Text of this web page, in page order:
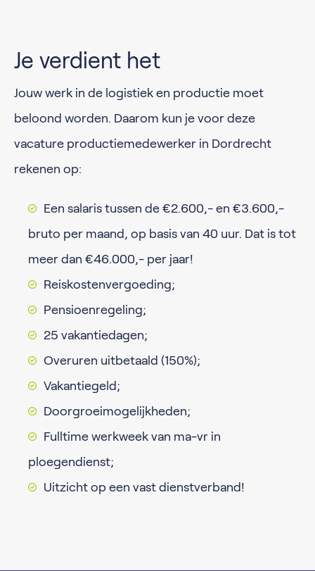
Je verdient het
Jouw werk in de logistiek en productie moet
beloond worden. Daarom kun je voor deze
vacature productiemedewerker in Dordrecht
rekenen op:
Een salaris tussen de €2.600,- en €3.600,-
bruto per maand, op basis van 40 uur. Dat is tot
meer dan €46.000,- per jaar!
Reiskostenvergoeding;
Pensioenregeling;
25 vakantiedagen;
Overuren uitbetaald (150%);
Vakantiegeld;
Doorgroeimogelijkheden;
Fulltime werkweek van ma-vr in
ploegendienst;
Uitzicht op een vast dienstverband!